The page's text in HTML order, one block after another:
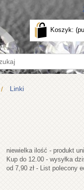
Koszyk:
Linki
niewielka ilość - produkt
Kup do 12.00 - wysyłka
od 7,90 zł - List polecony